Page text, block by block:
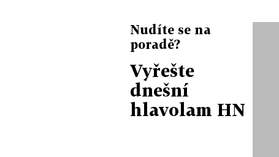
Nudíte se na
poradě?
Vyřešte
dnešní
hlavolam HN